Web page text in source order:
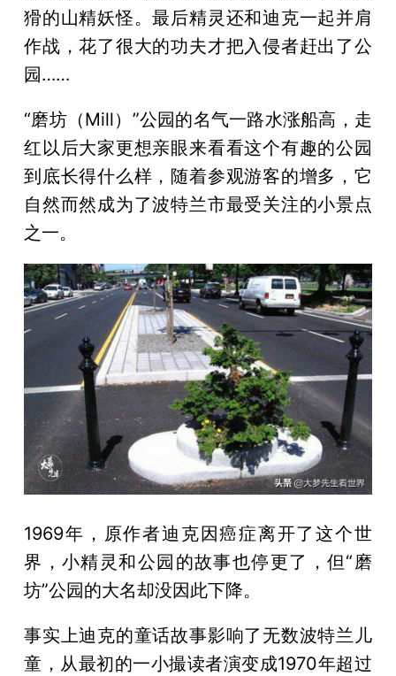
猾的山精妖怪。最后精灵还和迪克一起并肩
作战，花了很大的功夫才把入侵者赶出了公
园……
“磨坊（Mill）”公园的名气一路水涨船高，走
红以后大家更想亲眼来看看这个有趣的公园
到底长得什么样，随着参观游客的增多，它
自然而然成为了波特兰市最受关注的小景点
之一。
1969年，原作者迪克因癌症离开了这个世
界，小精灵和公园的故事也停更了，但“磨
坊”公园的大名却没因此下降。
事实上迪克的童话故事影响了无数波特兰儿
童，从最初的一小撮读者演变成1970年超过